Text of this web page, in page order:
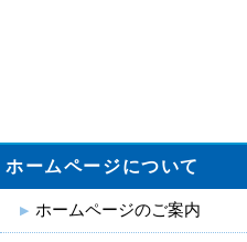
ホームページについて
ホームページのご案内